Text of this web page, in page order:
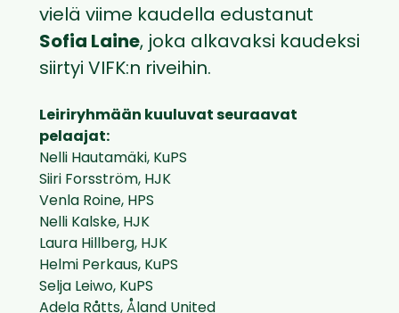
vielä viime kaudella edustanut
Sofia Laine, joka alkavaksi kaudeksi
siirtyi VIFK:n riveihin.
Leiriryhmään kuuluvat seuraavat
pelaajat:
Nelli Hautamäki, KuPS
Siiri Forsström, HJK
Venla Roine, HPS
Nelli Kalske, HJK
Laura Hillberg, HJK
Helmi Perkaus, KuPS
Selja Leiwo, KuPS
Adela Råtts, Åland United